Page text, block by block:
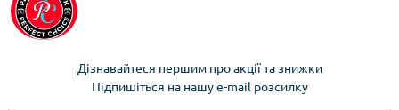
Дізнавайтеся першим про акції та знижки
Підпишіться на нашу e-mail розсилку